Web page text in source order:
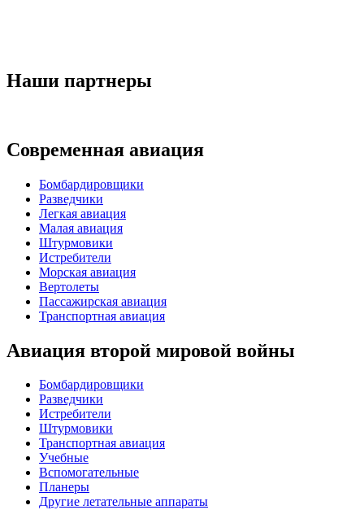
Наши партнеры
Современная авиация
Бомбардировщики
Разведчики
Легкая авиация
Малая авиация
Штурмовики
Истребители
Морская авиация
Вертолеты
Пассажирская авиация
Транспортная авиация
Авиация второй мировой войны
Бомбардировщики
Разведчики
Истребители
Штурмовики
Транспортная авиация
Учебные
Вспомогательные
Планеры
Другие летательные аппараты